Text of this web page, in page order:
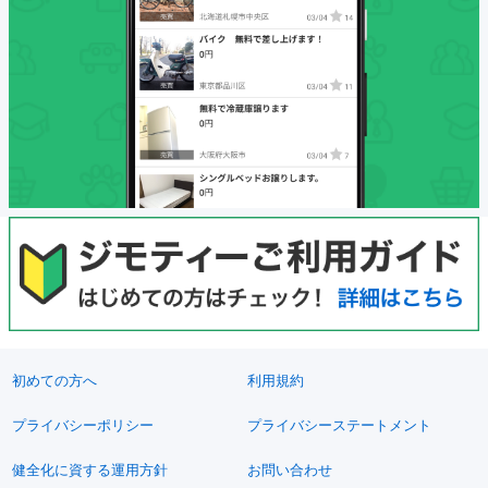
初めての方へ 利用規約
プライバシーポリシー プライバシーステートメント
健全化に資する運用方針 お問い合わせ